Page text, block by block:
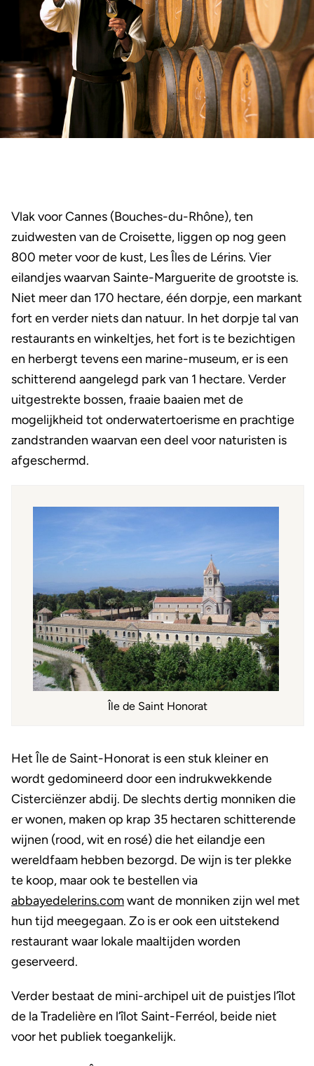
Vlak voor Cannes (Bouches-du-Rhône), ten
zuidwesten van de Croisette, liggen op nog geen
800 meter voor de kust, Les Îles de Lérins. Vier
eilandjes waarvan Sainte-Marguerite de grootste is.
Niet meer dan 170 hectare, één dorpje, een markant
fort en verder niets dan natuur. In het dorpje tal van
restaurants en winkeltjes, het fort is te bezichtigen
en herbergt tevens een marine-museum, er is een
schitterend aangelegd park van 1 hectare. Verder
uitgestrekte bossen, fraaie baaien met de
mogelijkheid tot onderwatertoerisme en prachtige
zandstranden waarvan een deel voor naturisten is
afgeschermd.
Île de Saint Honorat
Het Île de Saint-Honorat is een stuk kleiner en
wordt gedomineerd door een indrukwekkende
Cisterciënzer abdij. De slechts dertig monniken die
er wonen, maken op krap 35 hectaren schitterende
wijnen (rood, wit en rosé) die het eilandje een
wereldfaam hebben bezorgd. De wijn is ter plekke
te koop, maar ook te bestellen via
abbayedelerins.comwant de monniken zijn wel met
hun tijd meegegaan. Zo is er ook een uitstekend
restaurant waar lokale maaltijden worden
geserveerd.
Verder bestaat de mini-archipel uit de puistjes l’îlot
de la Tradelière en l’îlot Saint-Ferréol, beide niet
voor het publiek toegankelijk.